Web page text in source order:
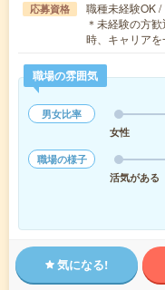
応募資格
職種未経験OK
＊未経験の方
時、キャリア
職場の雰囲気
男女比率
女性
職場の様子
活気がある
気になる!